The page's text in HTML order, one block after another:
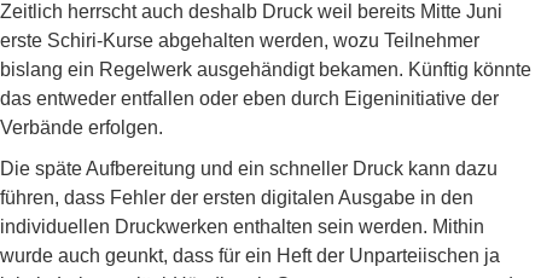
Zeitlich herrscht auch deshalb Druck weil bereits Mitte Juni
erste Schiri-Kurse abgehalten werden, wozu Teilnehmer
bislang ein Regelwerk ausgehändigt bekamen. Künftig könnte
das entweder entfallen oder eben durch Eigeninitiative der
Verbände erfolgen.
Die späte Aufbereitung und ein schneller Druck kann dazu
führen, dass Fehler der ersten digitalen Ausgabe in den
individuellen Druckwerken enthalten sein werden. Mithin
wurde auch geunkt, dass für ein Heft der Unparteiischen ja